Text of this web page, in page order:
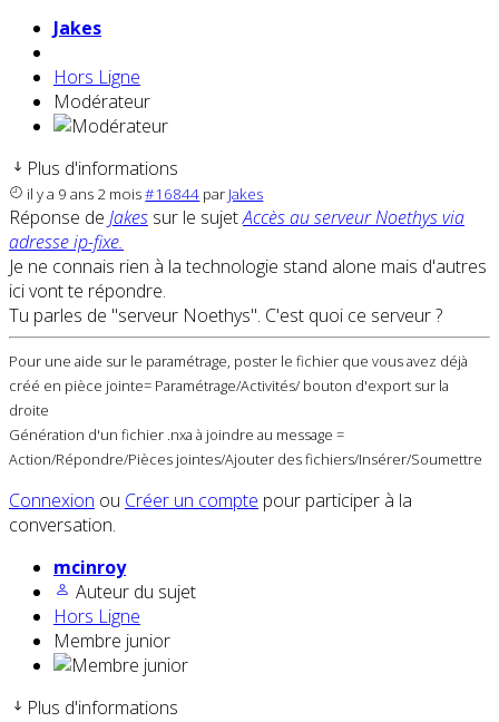
Jakes
Hors Ligne
Modérateur
Plus d'informations
il y a 9 ans 2 mois#16844 par Jakes
Réponse de Jakes sur le sujetAccès au serveur Noethys via
adresse ip-fixe.
Je ne connais rien à la technologie stand alone mais d'autres
ici vont te répondre.
Tu parles de "serveur Noethys". C'est quoi ce serveur ?
Pour une aide sur le paramétrage, poster le fichier que vous avez déjà
créé en pièce jointe= Paramétrage/Activités/ bouton d'export sur la
droite
Génération d'un fichier .nxa à joindre au message =
Action/Répondre/Pièces jointes/Ajouter des fichiers/Insérer/Soumettre
Connexion ou Créer un compte pour participer à la
conversation.
mcinroy
Auteur du sujet
Hors Ligne
Membre junior
Plus d'informations